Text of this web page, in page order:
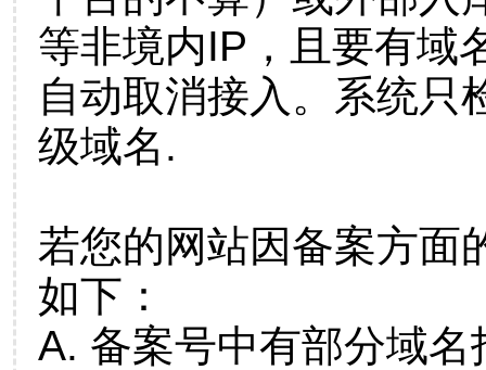
等非境内IP，且要有域
自动取消接入。系统只
级域名.
若您的网站因备案方面
如下：
A. 备案号中有部分域